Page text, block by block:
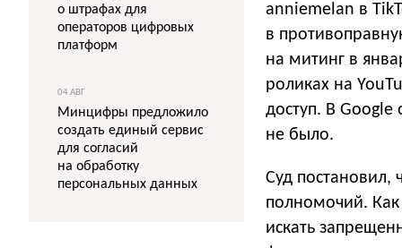
anniemelan в
в
на митинг в
роликах на
доступ. В Google
не было.
Суд постановил,
полномочий. Как
искать
о штрафах для
операторов цифровых
платформ
04 АВГ
Минцифры предложило
создать единый сервис
для согласий
на обработку
персональных данных